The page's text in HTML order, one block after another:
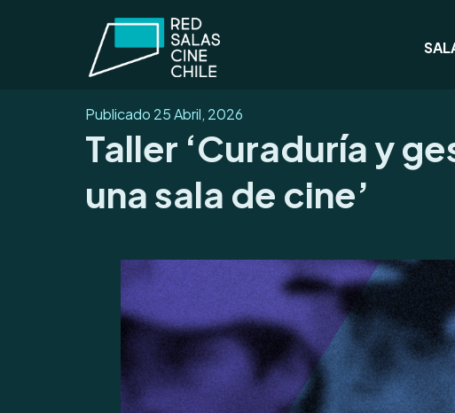
Publicado 25 Abril, 2026
Taller ‘Curaduría y
una sala de cine’